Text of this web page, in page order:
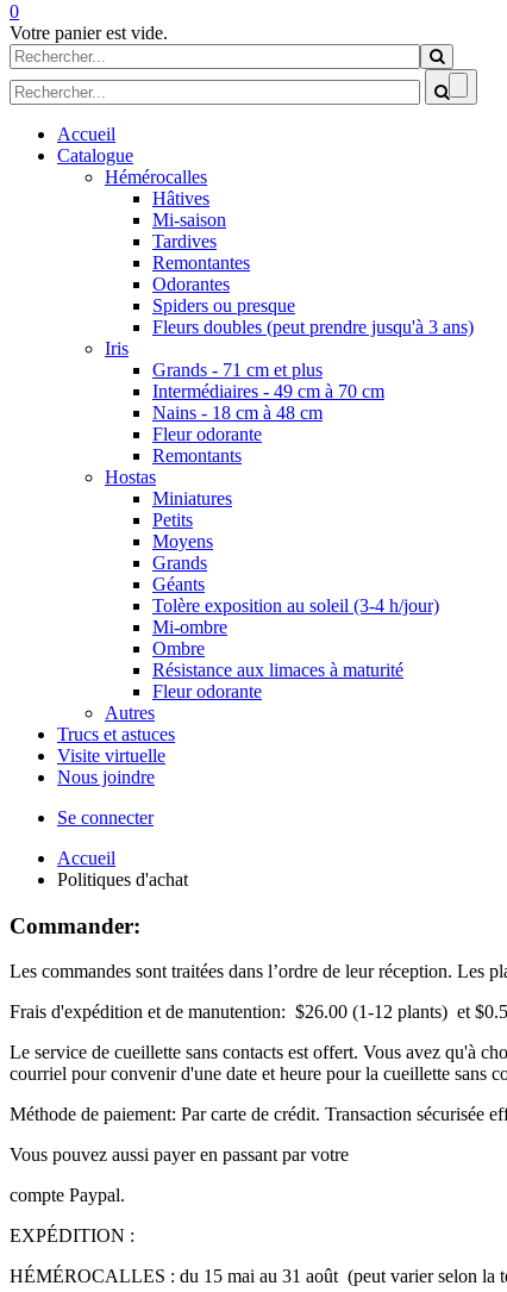
0
Votre panier est vide.
Formulaire de recherche
Formulaire de recherche
Rechercher
Accueil
Catalogue
Hémérocalles
Hâtives
Mi-saison
Tardives
Remontantes
Odorantes
Spiders ou presque
Fleurs doubles (peut prendre jusqu'à 3 ans)
Iris
Grands - 71 cm et plus
Intermédiaires - 49 cm à 70 cm
Nains - 18 cm à 48 cm
Fleur odorante
Remontants
Hostas
Miniatures
Petits
Moyens
Grands
Géants
Tolère exposition au soleil (3-4 h/jour)
Mi-ombre
Ombre
Résistance aux limaces à maturité
Fleur odorante
Autres
Trucs et astuces
Visite virtuelle
Nous joindre
Se connecter
Accueil
Politiques d'achat
Commander:
Les commandes sont traitées dans l’ordre de leur réception. Les
Frais d'expédition et de manutention: $26.00 (1-12 plants) et
Le service de cueillette sans contacts est offert. Vous avez qu'à
courriel pour convenir d'une date et heure pour la cueillette sans
Méthode de paiement: Par carte de crédit. Transaction sécurisée
Vous pouvez aussi payer en passant par votre
compte Paypal.
EXPÉDITION :
HÉMÉROCALLES : du 15 mai au 31 août (peut varier selon la